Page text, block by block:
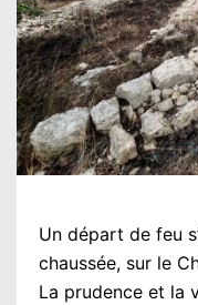
Un départ de feu
chaussée, sur le
La prudence et la